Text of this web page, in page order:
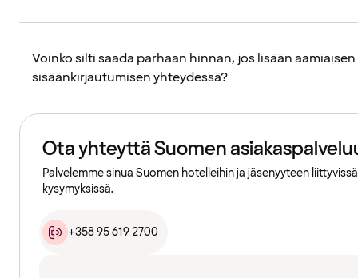
Voinko silti saada parhaan hinnan, jos lisään aamiaisen
sisäänkirjautumisen yhteydessä?
Ota yhteyttä Suomen
Palvelemme sinua Suomen hotelleihin ja jäsenyyteen liittyvissä
kysymyksissä.
+358 95 619 2700